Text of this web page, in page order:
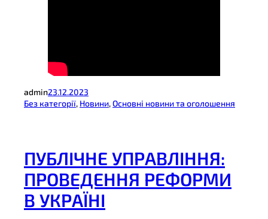
admin23.12.2023
Без категорії, Новини, Основні новини та оголошення
ПУБЛІЧНЕ УПРАВЛІННЯ:
ПРОВЕДЕННЯ РЕФОРМИ
В УКРАЇНІ